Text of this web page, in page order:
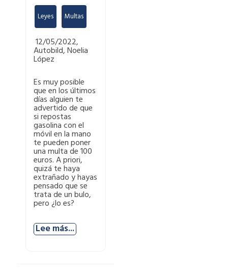
Leyes Multas
12/05/2022,
Autobild, Noelia
López
Es muy posible
que en los últimos
días alguien te
advertido de que
si repostas
gasolina con el
móvil en la mano
te pueden poner
una multa de 100
euros. A priori,
quizá te haya
extrañado y hayas
pensado que se
trata de un bulo,
pero ¿lo es?
Lee más...